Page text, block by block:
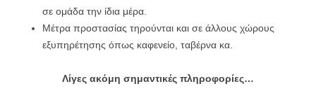
σε ομάδα την ίδια μέρα.
Μέτρα προστασίας τηρούνται και σε άλλους χώρους
εξυπηρέτησης όπως καφενείο, ταβέρνα κα.
Λίγες ακόμη σημαντικές πληροφορίες…